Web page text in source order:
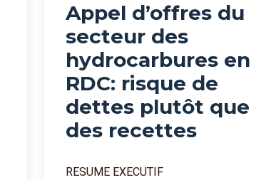
Appel d’offres du
secteur des
hydrocarbures en
RDC: risque de
dettes plutôt que
des recettes
RESUME EXECUTIF